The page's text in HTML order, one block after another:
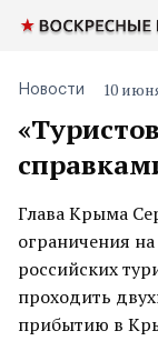
Новости 10
Глава Крыма
ограничения
российских
проходить
прибытию в